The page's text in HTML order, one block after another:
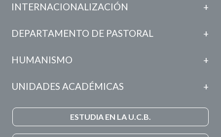
INTERNACIONALIZACIÓN
DEPARTAMENTO DE PASTORAL
HUMANISMO
UNIDADES ACADÉMICAS
ESTUDIA EN LA U.C.B.